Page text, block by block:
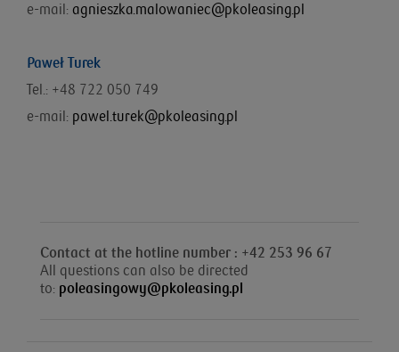
e-mail: agnieszka.malowaniec@pkoleasing.pl
Paweł Turek
Tel.: +48 722 050 749
e-mail: pawel.turek@pkoleasing.pl
Contact at the hotline number : +42 253 96 67
All questions can also be directed
to: poleasingowy@pkoleasing.pl